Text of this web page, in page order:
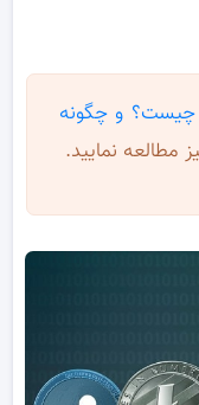
چیست؟ و چگونه
مطالعه نمایید.